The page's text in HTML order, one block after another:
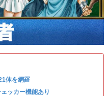
体を網羅
ッカー機能あり